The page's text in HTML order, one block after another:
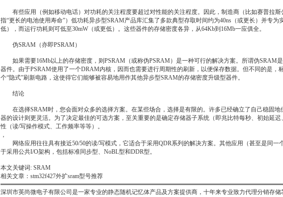
有些应用（例如移动电话）对功耗的关注程度要超过对性能的关注程度。因此，制造商（比如赛普拉
指“更长的电池使用寿命”）低功耗异步型SRAM产品库汇集了多款典型存取时间约为40ns（或更长）并专
低），而运行功耗则可低至30mW（或更低）。这些器件的存储密度各异，从64Kb到16Mb一应俱全。
伪SRAM（亦即PSRAM）
如果需要16Mb以上的存储密度，则PSRAM（或称伪PSRAM）是一种可行的解决方案。所谓伪SRAM
器件。由于PSRAM使用了一个DRAM内核，因而也需要进行周期性的刷新，以便保存数据。但不同的是
个“隐式”刷新电路，这使得它们能够被容易地用作其他异步型SRAM的存储密度升级型器件。
结论
在选择SRAM时，您会面对众多的选择方案。在某些场合，选择是有限的。许多已经确立了自己稳固地
器的设计则更灵活。为了决定最佳的可选方案，至关重要的是确定存储器子系统（即兆比特每秒、初始延
性（读/写操作模式、工作频率等等）。
，
网络应用往往具有接近50/50的读/写模式，它适合于采用QDR系列的解决方案。其他应用（甚至是同一
于采用公共I/O架构，包括标准同步型、NoBL型和DDR型。
本文关键词: SRAM
相关文章： stm32f427外扩sram型号推荐
深圳市英尚微电子有限公司是一家专业的静态随机记忆体产品及方案提供商，十年来专业致力代理分销存